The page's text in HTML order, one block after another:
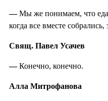
—Мы же понимаем, что
когда все вместе
Свящ. Павел Усачев
—Конечно, конечно.
Алла Митрофанова